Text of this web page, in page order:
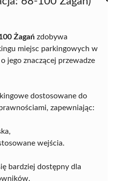
Żagań zdobywa
miejsc parkingowych w
jego znaczącej przewadze
dostosowane do
zapewniając:
wejścia.
bardziej dostępny dla